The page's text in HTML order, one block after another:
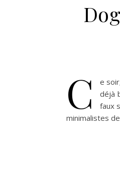
C
e
déjà
faux
minimalistes